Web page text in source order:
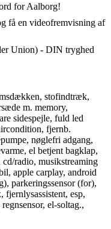
for Aalborg!
få en videofremvisning af
Union) - DIN tryghed
stofindtræk,
m. memory,
sidespejle, fuld led
fjernb.
nøglefri adgang,
el betjent bagklap,
radio, musikstreaming
apple carplay, android
parkeringssensor (for),
fjernlysassistent, esp,
el-soltag.,